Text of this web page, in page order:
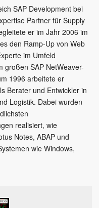
SAP Development bei
Partner für Supply
er im Jahr 2006 im
den Ramp-Up von Web
im Umfeld
großen SAP NetWeaver-
1996 arbeitete er
Berater und Entwickler in
Logistik. Dabei wurden
realisiert, wie
Notes, ABAP und
wie Windows,